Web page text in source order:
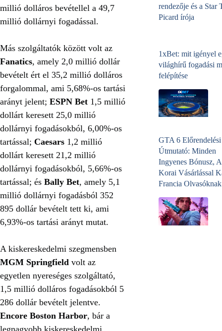
millió dolláros bevétellel a 49,7
millió dollárnyi fogadással.
Más szolgáltatók között volt az
Fanatics, amely 2,0 millió dollár
bevételt ért el 35,2 millió dolláros
forgalommal, ami 5,68%-os tartási
arányt jelent; ESPN Bet 1,5 millió
dollárt keresett 25,0 millió
dollárnyi fogadásokból, 6,00%-os
tartással; Caesars 1,2 millió
dollárt keresett 21,2 millió
dollárnyi fogadásokból, 5,66%-os
tartással; és Bally Bet, amely 5,1
millió dollárnyi fogadásból 352
895 dollár bevételt tett ki, ami
6,93%-os tartási arányt mutat.
A kiskereskedelmi szegmensben
MGM Springfield volt az
egyetlen nyereséges szolgáltató,
1,5 millió dolláros fogadásokból 5
286 dollár bevételt jelentve.
Encore Boston Harbor, bár a
legnagyobb kiskereskedelmi
rendezője és a Star
Picard írója
1xBet: mit igényel
világhírű fogadási
felépítése
GTA 6 Előrendelési
Útmutató: Minden
Ingyenes Bónusz,
Korai Vásárlással
Francia Olvasóknak